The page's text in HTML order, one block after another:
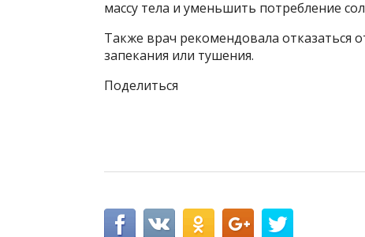
массу тела и уменьшить потребление
Также врач рекомендовала отказаться
запекания или тушения.
Поделиться